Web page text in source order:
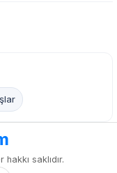
saklıdır.